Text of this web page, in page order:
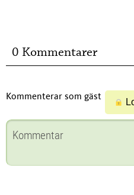
0 Kommentarer
Kommenterar som gäst